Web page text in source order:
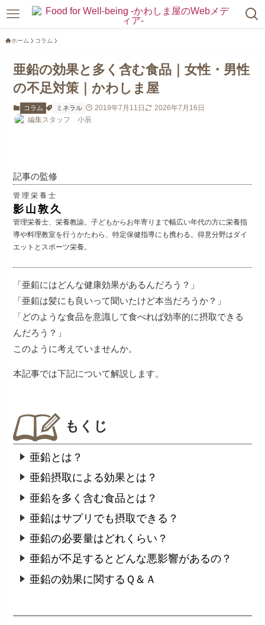
ホーム コラム
亜鉛の効果と多く含む食品｜女性・男性
の不足対策｜かわしま屋
コラム ミネラル 2019年7月11日
2026年7月16日
編集スタッフ 小辰
記事の監修
管理栄養士
影山敦久
管理栄養士、栄養教諭。子どもからお年寄りまで幅広い年代の方に栄養指
導や料理教室を行うかたわら、特定保健指導にも携わる。得意分野はダイ
エットとスポーツ栄養。
「亜鉛にはどんな健康効果があるんだろう？」
「亜鉛は髪にも良いって聞いたけど本当だろうか？」
「どのような食品を意識して食べれば効率的に摂取できる
んだろう？」
このように考えていませんか。
本記事では下記について解説します。
もくじ
亜鉛とは？
亜鉛摂取による効果とは？
亜鉛を多く含む食品とは？
亜鉛はサプリでも摂取できる？
亜鉛の必要量はどれくらい？
亜鉛が不足するとどんな悪影響があるの？
亜鉛の効果に関するＱ＆Ａ